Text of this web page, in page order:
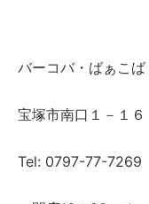
バーコバ・ばぁこ
宝塚市南口１－１６
Tel: 0797-77-7269